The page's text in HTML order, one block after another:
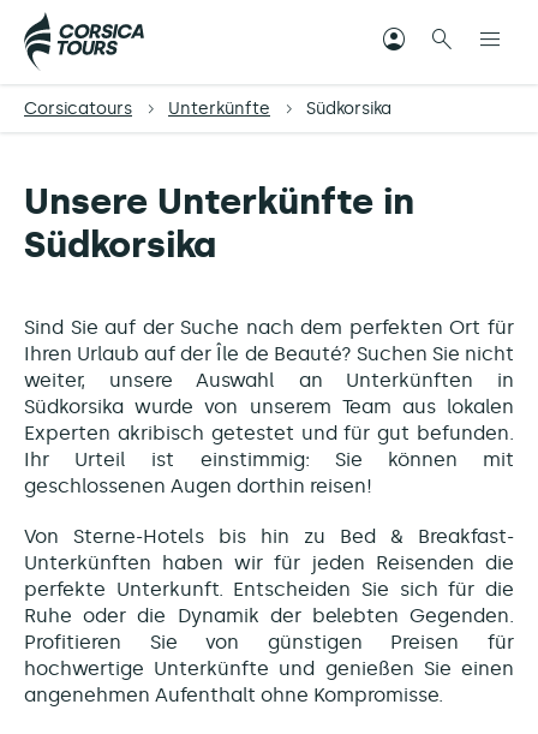
Corsicatours Unterkünfte Südkorsika
Unsere Unterkünfte in
Südkorsika
Sind Sie auf der Suche nach dem perfekten Ort für
Ihren Urlaub auf der Île de Beauté? Suchen Sie nicht
weiter, unsere Auswahl an Unterkünften in
Südkorsika wurde von unserem Team aus lokalen
Experten akribisch getestet und für gut befunden.
Ihr Urteil ist einstimmig: Sie können mit
geschlossenen Augen dorthin reisen!
Von Sterne-Hotels bis hin zu Bed & Breakfast-
Unterkünften haben wir für jeden Reisenden die
perfekte Unterkunft. Entscheiden Sie sich für die
Ruhe oder die Dynamik der belebten Gegenden.
Profitieren Sie von günstigen Preisen für
hochwertige Unterkünfte und genießen Sie einen
angenehmen Aufenthalt ohne Kompromisse.